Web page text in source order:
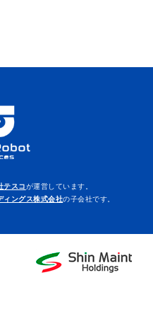
テスコが運営しています。
ィングス株式会社の子会社です。